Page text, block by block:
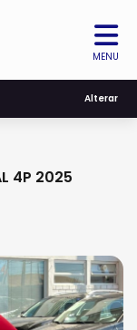
MENU
Alterar
4P 2025